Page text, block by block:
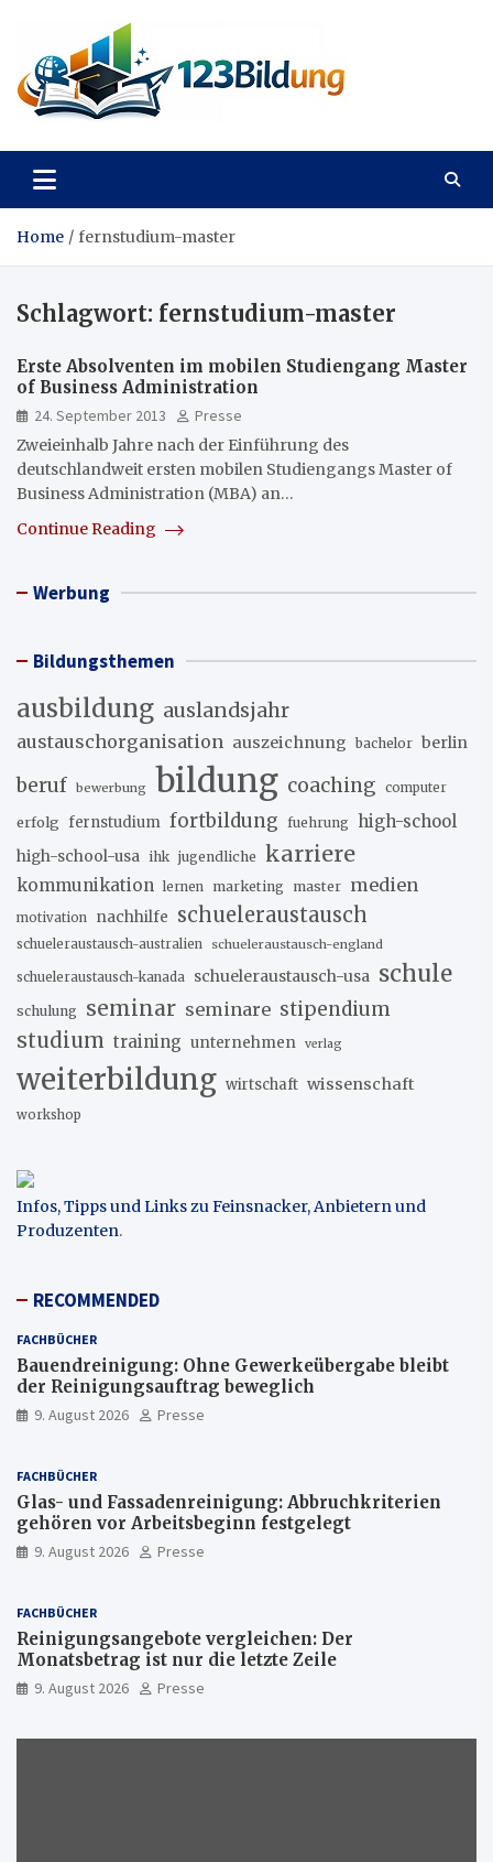
content
123Bildung
Home fernstudium-master
Schlagwort: fernstudium-master
Erste Absolventen im mobilen Studiengang Master
of Business Administration
24. September 2013
Presse
Zweieinhalb Jahre nach der Einführung des
deutschlandweit ersten mobilen Studiengangs Master of
Business Administration (MBA) an…
Continue Reading
Werbung
Bildungsthemen
ausbildung auslandsjahr
austauschorganisation auszeichnung bachelor berlin
beruf bewerbung bildung coaching computer
erfolg fernstudium fortbildung fuehrung high-school
high-school-usa ihk jugendliche karriere
kommunikation lernen marketing master medien
motivation nachhilfe schueleraustausch
schueleraustausch-australien schueleraustausch-england
schueleraustausch-kanada schueleraustausch-usa schule
schulung seminar seminare stipendium
studium training unternehmen verlag
weiterbildung wirtschaft wissenschaft
workshop
Infos, Tipps und Links zu Feinsnacker, Anbietern und
Produzenten.
RECOMMENDED
FACHBÜCHER
Bauendreinigung: Ohne Gewerkeübergabe bleibt
der Reinigungsauftrag beweglich
9. August 2026 Presse
FACHBÜCHER
Glas- und Fassadenreinigung: Abbruchkriterien
gehören vor Arbeitsbeginn festgelegt
9. August 2026 Presse
FACHBÜCHER
Reinigungsangebote vergleichen: Der
Monatsbetrag ist nur die letzte Zeile
9. August 2026 Presse